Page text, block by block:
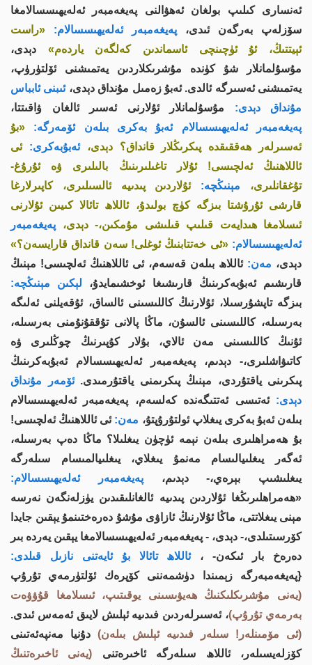
ئەنسارى كىلىپ بولغان ئەھۋالنى پەيغەمبەر ئەلەيھىسسالامغا
سۆزلەپ بەرگەن ئىدى، پەيغەمبەر ئەلەيھىسسالام:
«راست
ئېيتتىڭ، ئۇ ئۈچىنچى ئاسماندىن كەلگەن ياردەم» دېدى،
مۇسۇلمانلار شۇ كۈندە مۇشرىكلاردىن يەتمىشنى ئۆلتۈرۈپ،
يەتمىشنى ئەسىرگە ئالدى. ئەبۇ زەمىل مۇنداق دېدى، ئىبنى ئابباس
مۇنداق دېدى: مۇسۇلمانلار ئۇلارنى ئەسىر ئالغان ۋاقىتتا،
پەيغەمبەر ئەلەيھىسسالام ئەبۇ بەكرى بىلەن ئۆمەرگە:
«بۇ
ئەسىرلەر ھەققىقدە پىكرىڭلار قانداق؟ دېدى، ئەبۇبەكرى: ئى
ئاللاھنىڭ ئەلچىسى! ئۇلار تاغىلىرىنىڭ بالىلىرى ۋە ئۇرۇغ-
تۇغقانلىرى، مېنىڭچە: ئۇلاردىن پىدىيە ئالسىلىرى، كاپىرلارغا
قارشى ئۇرۇشتا بىزگە كۈچ بولىدۇ، ئاللاھ تائالا كىيىن ئۇلارنى
ئىسلامغا ھىدايەت قىلىپ قىلىشى مۇمكىن،- دېدى، پەيغەمبەر
ئەلەيھىسسالام: «ئى خەتتابنىڭ ئوغلى! سەن قانداق قارايسەن؟»
دېدى، مەن: ئاللاھ بىلەن قەسەم، ئى ئاللاھنىڭ ئەلچىسى! مېنىڭ
قارىشىم ئەبۇبەكرىنىڭ قارىشىغا ئوخشىمايدۇ، لېكىن مېنىڭچە:
بىزگە تاپشۇرسىلا، ئۇلارنىڭ كاللىسىنى ئالساق، ئۇقەيلنى ئەلىگە
بەرسىلە، كاللىسىنى ئالسۇن، ماڭا پالانى تۇققۇنۇمنى بەرسىلە،
ئۇنىڭ كاللىسىنى مەن ئالاي، بۇلار كۇپىرنىڭ چوڭلىرى ۋە
كاتىۋاشلىرى،- دېدىم، پەيغەمبەر ئەلەيھىسسالام ئەبۇبەكرىنىڭ
پىكرىنى ياقتۇردى، مېنىڭ پىكرىمنى ياقتۇرمىدى. ئۆمەر مۇنداق
دېدى: ئەتىسى ئەتتىگەندە كەلسەم، پەيغەمبەر ئەلەيھىسسالام
بىلەن ئەبۇ بەكرى يىغلاپ ئولتۇرۇپتۇ، مەن: ئى ئاللاھنىڭ ئەلچىسى!
بۇ ھەمراھلىرى بىلەن نېمە ئۈچۈن يىغلىلا؟ ماڭا دەپ بەرسىلە،
ئەگەر يىغلىيالىسام مەنمۇ يىغلاي، يىغلىيالمىسام سىلەرگە
يىغلىشىپ بېرەي،- دېدىم، پەيغەمبەر ئەلەيھىسسالام:
«ھەمراھلىرىڭغا ئۇلاردىن پىدىيە ئالغانلىقىدىن يۈزلەنگەن نەرسە
مېنى يىغلاتتى، ماڭا ئۇلارنىڭ ئازاۋى مۇشۇ دەرەختىنمۇ يېقىن جايدا
كۆرسىتىلدى،- دېدى، - پەيغەمبەر ئەلەيھىسسالامغا يېقىن يەردە بىر
دەرەخ بار ئىكەن- ، ئاللاھ تائالا بۇ ئايەتنى نازىل قىلدى:
{پەيغەمبەرگە زېمىندا دۈشمەننى كۆپرەك ئۆلتۈرمەي تۇرۇپ
(يەنى مۇشرىكلىكنىڭ ھەيۋىسىنى يوقىتىپ، ئىسلامغا قۇۋۋەت
بەرمەي تۇرۇپ)، ئەسىرلەردىن فىدىيە ئېلىش لايىق ئەمەس ئىدى.
(ئى مۆمىنلەر! سىلەر فىدىيە ئېلىش بىلەن) دۇنيا مەنپەئەتىنى
كۆزلەيسىلەر، ئاللاھ سىلەرگە ئاخىرەتنى (يەنى ئاخىرەتنىڭ